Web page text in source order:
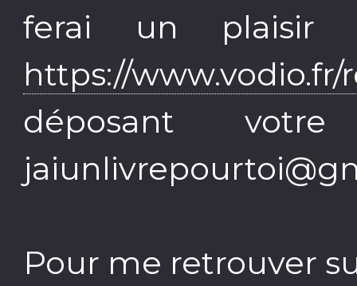
ferai un plaisir
https://
déposant
Pour me retrouver